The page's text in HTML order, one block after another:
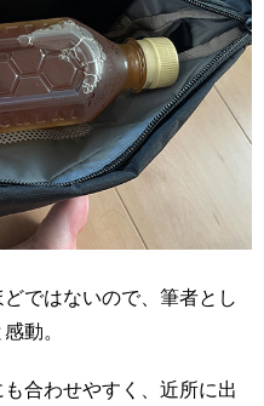
ではないので、筆者とし
動。
合わせやすく、近所に出